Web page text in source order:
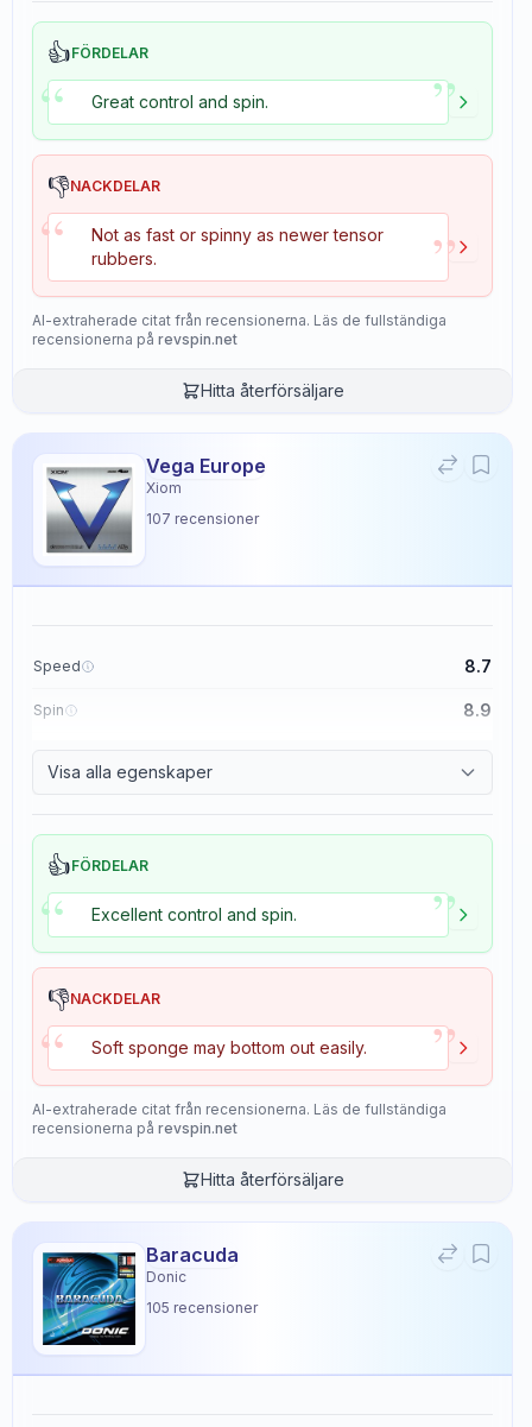
👍FÖRDELAR
“ Great control and spin. ”
👎NACKDELAR
“
Not as fast or spinny as newer tensor
rubbers.
”
AI-extraherade citat från recensionerna. Läs de fullständiga
recensionerna på revspin.net
Hitta återförsäljare
Vega Europe
Xiom
107 recensioner
Speed 8.7
Spin 8.9
Visa alla egenskaper
👍FÖRDELAR
“ Excellent control and spin. ”
👎NACKDELAR
“ Soft sponge may bottom out easily. ”
AI-extraherade citat från recensionerna. Läs de fullständiga
recensionerna på revspin.net
Hitta återförsäljare
Baracuda
Donic
105 recensioner